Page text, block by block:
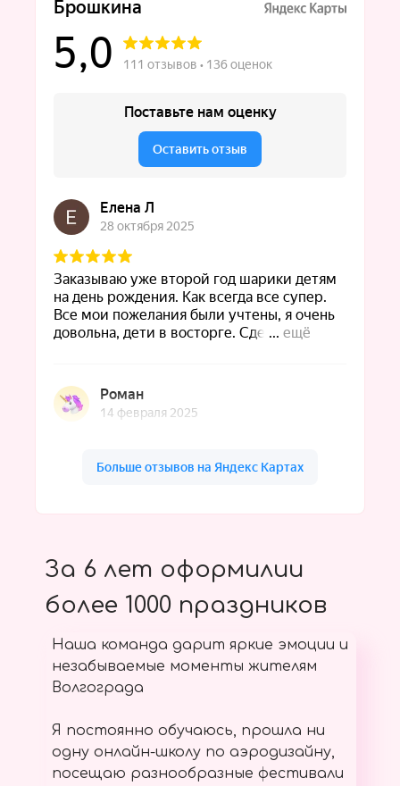
За 6 лет оформилии
более 1000 праздников
Наша команда дарит яркие эмоции и
незабываемые моменты жителям
Волгограда
Я постоянно обучаюсь, прошла ни
одну онлайн-школу по аэродизайну,
посещаю разнообразные фестивали